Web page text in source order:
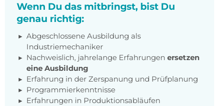
Wenn Du das mitbringst, bist Du
genau richtig:
Abgeschlossene Ausbildung als
Industriemechaniker
Nachweislich, jahrelange Erfahrungen ersetzen
eine Ausbildung
Erfahrung in der Zerspanung und Prüfplanung
Programmierkenntnisse
Erfahrungen in Produktionsabläufen